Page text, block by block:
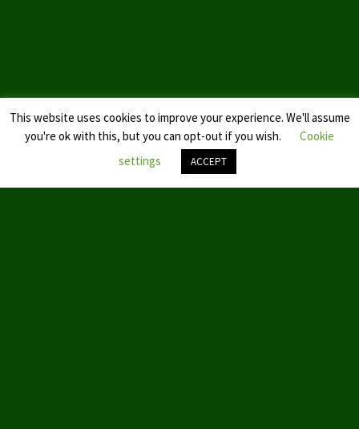
This website uses cookies to improve your experience. We'll assume
you're ok with this, but you can opt-out if you wish.
Cookie
settings
ACCEPT